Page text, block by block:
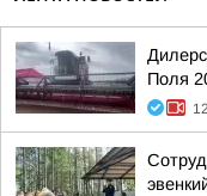
Поля